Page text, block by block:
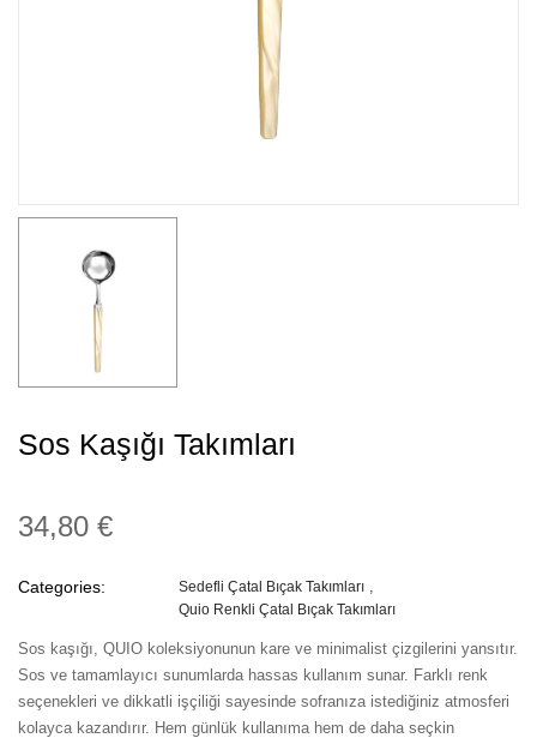
Sos Kaşığı Takımları
34,80 €
Categories:
Sedefli Çatal Bıçak Takımları
Quio Renkli Çatal Bıçak Takımları
Sos kaşığı, QUIO koleksiyonunun kare ve minimalist çizgilerini yansıtır.
Sos ve tamamlayıcı sunumlarda hassas kullanım sunar. Farklı renk
seçenekleri ve dikkatli işçiliği sayesinde sofranıza istediğiniz atmosferi
kolayca kazandırır. Hem günlük kullanıma hem de daha seçkin